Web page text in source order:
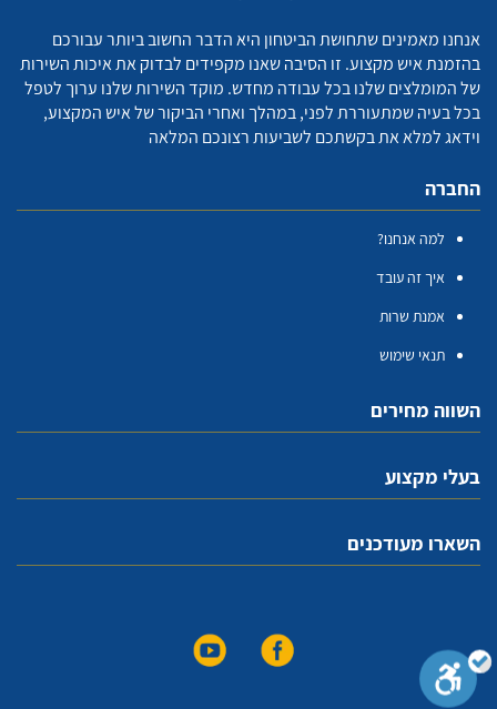
אנחנו מאמינים שתחושת הביטחון היא הדבר החשוב ביותר עבורכם
בהזמנת איש מקצוע. זו הסיבה שאנו מקפידים לבדוק את איכות השירות
של המומלצים שלנו בכל עבודה מחדש. מוקד השירות שלנו ערוך לטפל
בכל בעיה שמתעוררת לפני, במהלך ואחרי הביקור של איש המקצוע,
וידאג למלא את בקשתכם לשביעות רצונכם המלאה
החברה
למה אנחנו?
איך זה עובד
אמנת שרות
תנאי שימוש
השווה מחירים
בעלי מקצוע
השארו מעודכנים